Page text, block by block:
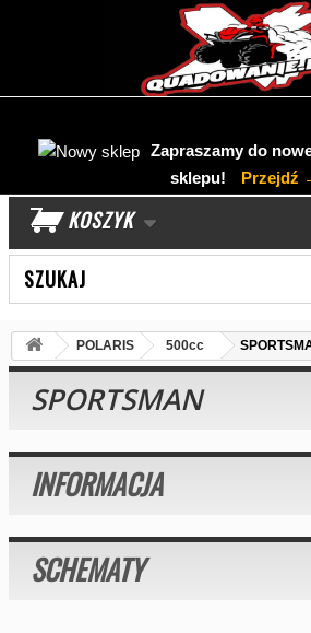
Zapraszamy do
sklepu!
Przejdź
KOSZYK
POLARIS 500cc
SPORTSMAN
INFORMACJA
SCHEMATY